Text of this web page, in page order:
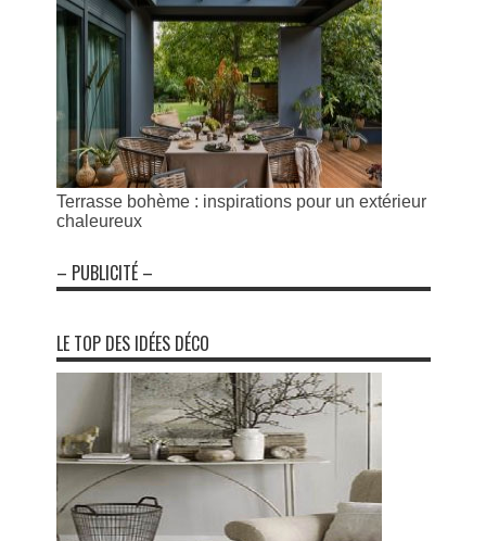
Terrasse bohème : inspirations pour un extérieur
chaleureux
– PUBLICITÉ –
LE TOP DES IDÉES DÉCO